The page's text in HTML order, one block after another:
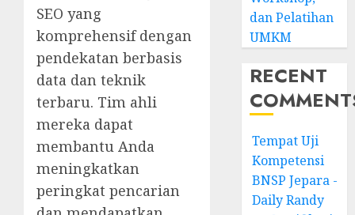
SEO yang
komprehensif dengan
pendekatan berbasis
data dan teknik
terbaru. Tim ahli
mereka dapat
membantu Anda
meningkatkan
peringkat pencarian
dan Pelatihan
UMKM
RECENT
Tempat Uji
Kompetensi
BNSP Jepara -
Daily Randy